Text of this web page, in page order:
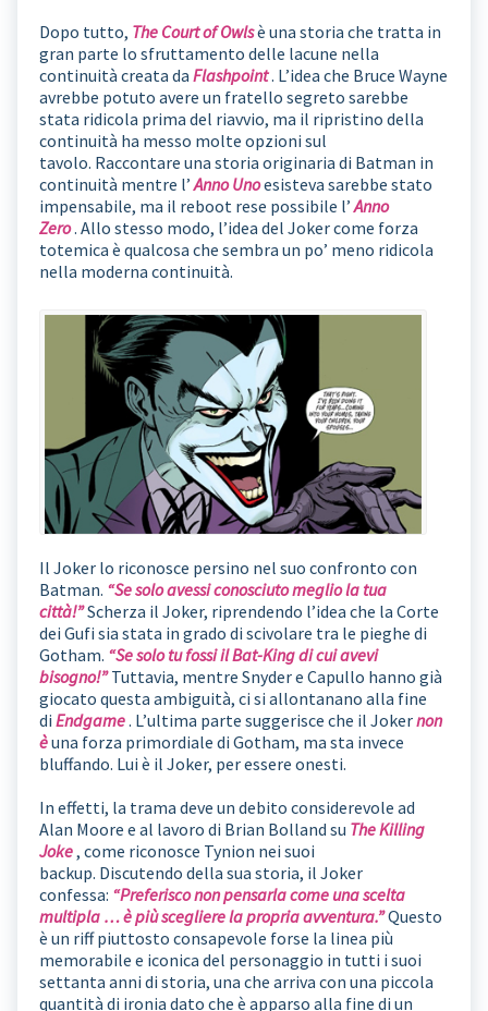
Dopo tutto, The Court of Owlsè una storia che tratta in
gran parte lo sfruttamento delle lacune nella
continuità creata da Flashpoint. L’idea che Bruce Wayne
avrebbe potuto avere un fratello segreto sarebbe
stata ridicola prima del riavvio, ma il ripristino della
continuità ha messo molte opzioni sul
tavolo. Raccontare una storia originaria di Batman in
continuità mentre l’Anno Unoesisteva sarebbe stato
impensabile, ma il reboot rese possibile l’Anno
Zero. Allo stesso modo, l’idea del Joker come forza
totemica è qualcosa che sembra un po’ meno ridicola
nella moderna continuità.
Il Joker lo riconosce persino nel suo confronto con
Batman. “Se solo avessi conosciuto meglio la tua
città!”Scherza il Joker, riprendendo l’idea che la Corte
dei Gufi sia stata in grado di scivolare tra le pieghe di
Gotham. “Se solo tu fossi il Bat-King di cui avevi
bisogno!”Tuttavia, mentre Snyder e Capullo hanno già
giocato questa ambiguità, ci si allontanano alla fine
di Endgame. L’ultima parte suggerisce che il Jokernon
èuna forza primordiale di Gotham, ma sta invece
bluffando. Lui è il Joker, per essere onesti.
In effetti, la trama deve un debito considerevole ad
Alan Moore e al lavoro di Brian Bolland su The Killing
Joke, come riconosce Tynion nei suoi
backup. Discutendo della sua storia, il Joker
confessa: “Preferisco non pensarla come una scelta
multipla … è più scegliere la propria avventura.”Questo
è un riff piuttosto consapevole forse la linea più
memorabile e iconica del personaggio in tutti i suoi
settanta anni di storia, una che arriva con una piccola
quantità di ironia dato che è apparso alla fine di un